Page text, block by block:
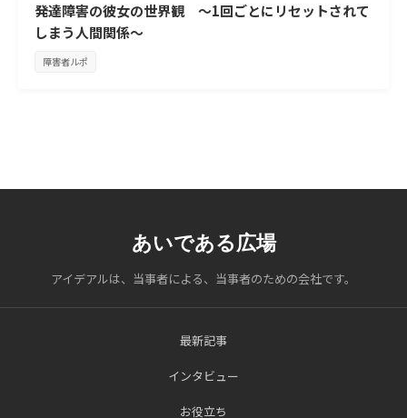
発達障害の彼女の世界観 ～1回ごとにリセットされて
しまう人間関係～
障害者ルポ
あいである広場
アイデアルは、当事者による、当事者のための会社です。
最新記事
インタビュー
お役立ち